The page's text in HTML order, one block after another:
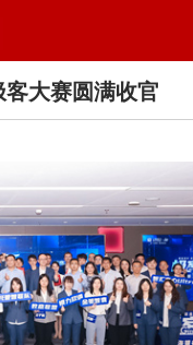
大赛圆满收官